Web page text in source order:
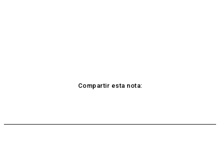
Compartir esta nota: